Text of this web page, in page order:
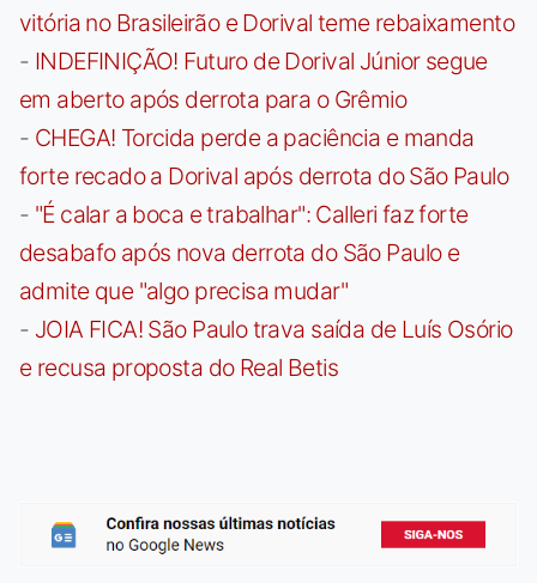
vitória no Brasileirão e Dorival teme rebaixamento
- INDEFINIÇÃO! Futuro de Dorival Júnior segue
em aberto após derrota para o Grêmio
- CHEGA! Torcida perde a paciência e manda
forte recado a Dorival após derrota do São Paulo
- "É calar a boca e trabalhar": Calleri faz forte
desabafo após nova derrota do São Paulo e
admite que "algo precisa mudar"
- JOIA FICA! São Paulo trava saída de Luís Osório
e recusa proposta do Real Betis